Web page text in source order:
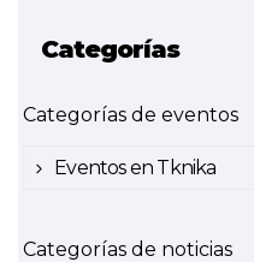
Categorías
Categorías de eventos
Eventos en Tknika
Categorías de noticias